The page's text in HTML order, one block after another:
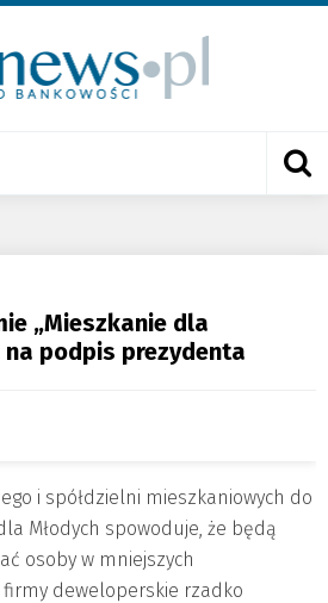
„Mieszkanie dla
na podpis prezydenta
i spółdzielni mieszkaniowych do
Młodych spowoduje, że będą
osoby w mniejszych
firmy deweloperskie rzadko